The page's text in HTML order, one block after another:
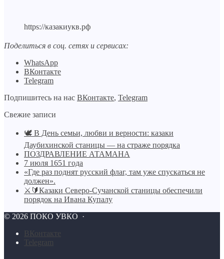
https://казакиукв.рф
Поделиться в соц. сетях и сервисах:
WhatsApp
ВКонтакте
Telegram
Подпишитесь на нас ВКонтакте, Telegram
Свежие записи
🕊️ В День семьи, любви и верности: казаки
Даубихинской станицы — на страже порядка
ПОЗДРАВЛЕНИЕ АТАМАНА
7 июля 1651 года
«Где раз поднят русский флаг, там уже спускаться не
должен».
⚔🔰Казаки Северо-Сучанской станицы обеспечили
порядок на Ивана Купалу
© 2026 ПОКО УВКО ·
BКонтакте
Telegram